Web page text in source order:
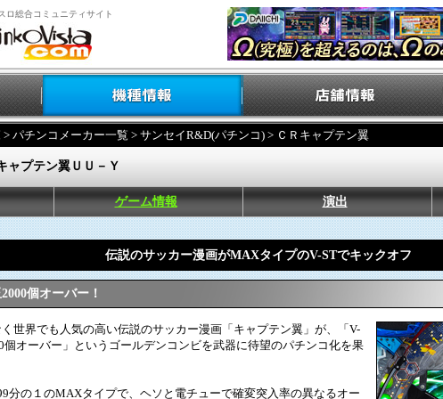
ロ総合コミュニティサイト
> パチンコメーカー一覧 > サンセイR&D(パチンコ) > ＣＲキャプテン翼
ャプテン翼ＵＵ－Ｙ
ゲーム情報 演出
伝説のサッカー漫画がMAXタイプのV-STでキックオフ
個オーバー！
世界でも人気の高い伝説のサッカー漫画「キャプテン翼」が、「V-
個オーバー」というゴールデンコンビを武器に待望のパチンコ化を果
分の１のMAXタイプで、ヘソと電チューで確変突入率の異なるオー